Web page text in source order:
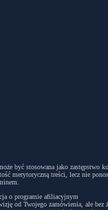
być stosowana jako
merytoryczną treści, lecz nie
o programie afiliacyjnym
Twojego zamówienia, ale